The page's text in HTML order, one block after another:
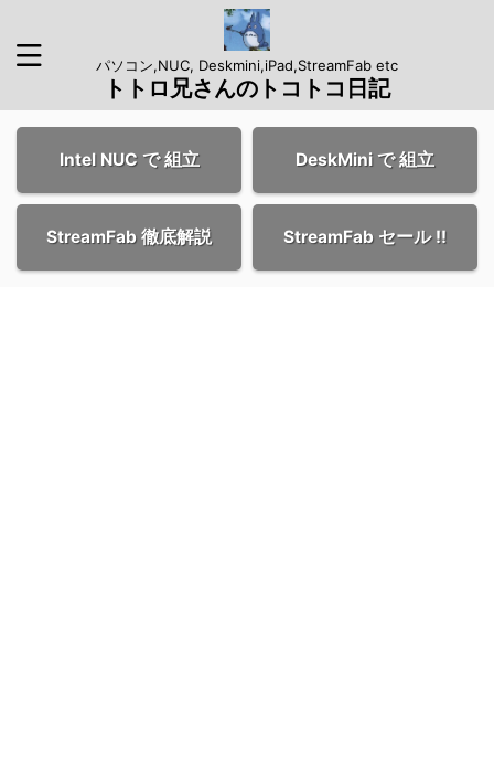
パソコン,NUC, Deskmini,iPad,StreamFab etc
トトロ兄さんのトコトコ日記
Intel NUC で 組立 DeskMini で 組立
StreamFab 徹底解説 StreamFab セール !!